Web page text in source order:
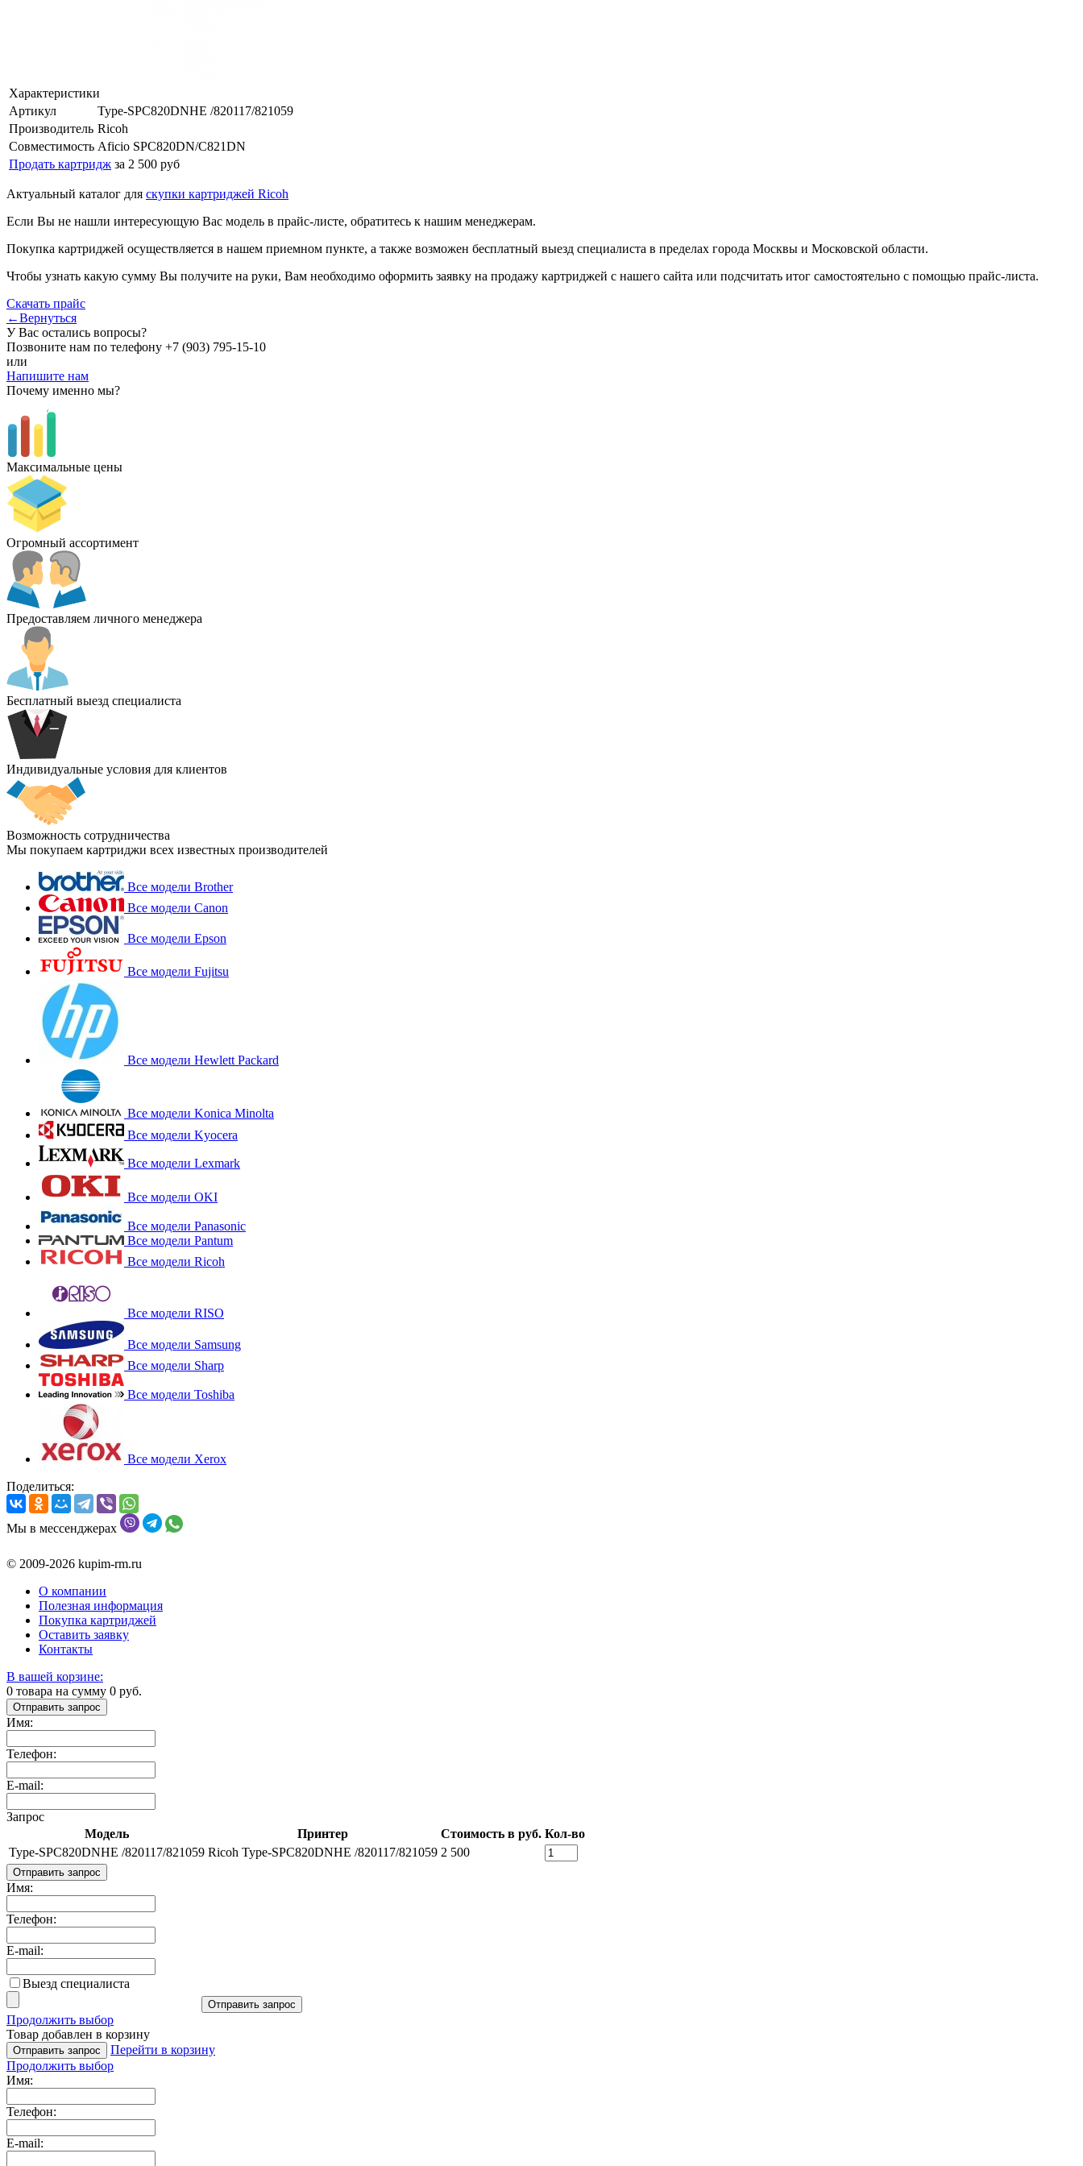
Характеристики
Артикул
Type-SPC820DNHE /820117/821059
Производитель Ricoh
Совместимость Aficio SPC820DN/C821DN
Продать картридж за 2 500 руб
Актуальный каталог для скупки картриджей Ricoh
Если Вы не нашли интересующую Вас модель в прайс-листе, обратитесь к нашим менеджерам.
Покупка картриджей осуществляется в нашем приемном пункте, а также возможен бесплатный выезд специалиста в пределах города Москвы и Московской области.
Чтобы узнать какую сумму Вы получите на руки, Вам необходимо оформить заявку на продажу картриджей с нашего сайта или подсчитать итог самостоятельно с помощью прайс-листа.
Скачать прайс
←Вернуться
У Вас остались вопросы?
Позвоните нам по телефону +7 (903) 795-15-10
или
Напишите нам
Почему именно мы?
Максимальные цены
Огромный ассортимент
Предоставляем личного менеджера
Бесплатный выезд специалиста
Индивидуальные условия для клиентов
Возможность сотрудничества
Мы покупаем картриджи всех известных производителей
Все модели Brother
Все модели Canon
Все модели Epson
Все модели Fujitsu
Все модели Hewlett Packard
Все модели Konica Minolta
Все модели Kyocera
Все модели Lexmark
Все модели OKI
Все модели Panasonic
Все модели Pantum
Все модели Ricoh
Все модели RISO
Все модели Samsung
Все модели Sharp
Все модели Toshiba
Все модели Xerox
Поделиться:
Мы в мессенджерах
© 2009-2026 kupim-rm.ru
О компании
Полезная информация
Покупка картриджей
Оставить заявку
Контакты
В вашей корзине:
0 товара на сумму 0 руб.
Отправить запрос
Имя:
Телефон:
E-mail:
Запрос
Модель
Принтер Стоимость в руб. Кол-во
Type-SPC820DNHE /820117/821059 Ricoh Type-SPC820DNHE /820117/821059 2 500
Отправить запрос
Имя:
Телефон:
E-mail:
Выезд специалиста
Отправить запрос
Продолжить выбор
Товар добавлен в корзину
Отправить запрос
Перейти в корзину
Продолжить выбор
Имя:
Телефон:
E-mail: